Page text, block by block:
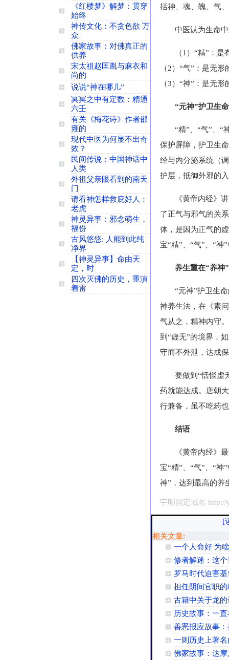
《红楼梦》解梦：贯穿
始终
神传文化：不贪色欲 万
众
佛家故事：对佛真正的
供养
宋太祖赵匡胤与麻衣和
尚的
说说“神在哪儿”
冥冥之中有定数：精通
六壬
有关《梅花诗》作者邵
雍的
现代中医为何显不出奇
效？
民间传说：中国神话中
人类
外祖父亲眼看到的南天
门
请看神怎样救庇好人：
老虎
神灵异事：邪念萌生，
福份
古风悠悠: 人能到此纯
净界
【神灵异事】命由天
定，时
四次灭佛的历史，重演
着雷
括神、魂、魄、气
中医认为生命
（1）“精”：
（2）“气”：是无
（3）“神”：是无
“元神”护卫生
“精”、“气”、“
保护屏障，护卫生
经与内分泌系统（
护层，抵御外邪的
《黄帝内经》
了正气与邪气的关
体，是因为正气的
宝“精”、“气”、“神
养生重在“养神
“元神”护卫生
神养生法，在《素
气从之，精神内守
到“虚无”的境界，
守而不外泄，达成
要做到“恬惔虚
药就能达成。唐朝
行兼备，虽不吃药
结语
《黄帝内经》
宝“精”、“气”、“神
神”，达到最高的养
宇明固定域名 http://
[
相关文章:
一个人命好 为
修者解迷：这
罗马时代迫害
担任阴间官职
古籍中关于龙
历史故事：一
善恶报应故事
一则历史上著
佛家故事：达